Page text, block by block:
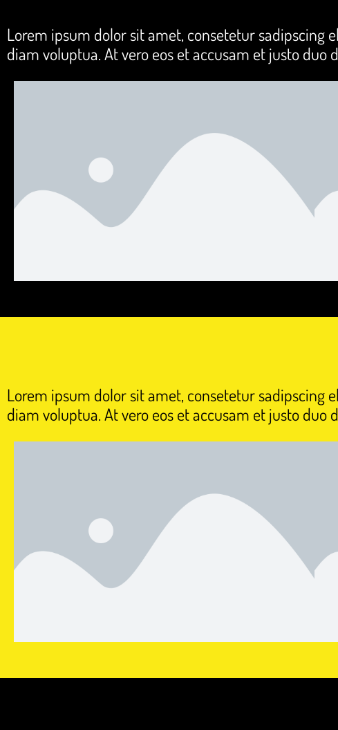
Lorem ipsum dolor sit amet, consetetur
diam voluptua. At vero eos et accusam et justo duo
Lorem ipsum dolor sit amet, consetetur
diam voluptua. At vero eos et accusam et justo duo